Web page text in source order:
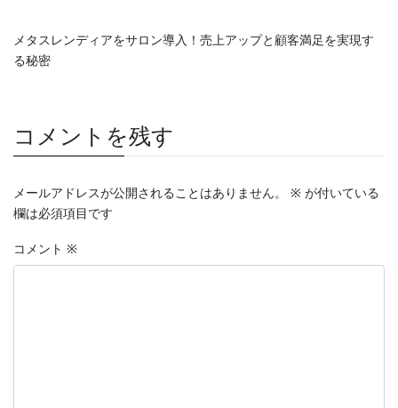
メタスレンディアをサロン導入！売上アップと顧客満足を実現す
る秘密
コメントを残す
メールアドレスが公開されることはありません。 ※ が付いている
欄は必須項目です
コメント ※